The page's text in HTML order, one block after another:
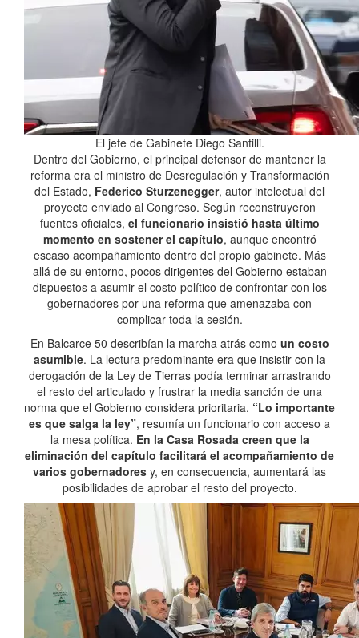
El jefe de Gabinete Diego Santilli.
Dentro del Gobierno, el principal defensor de mantener la
reforma era el ministro de Desregulación y Transformación
del Estado, Federico Sturzenegger, autor intelectual del
proyecto enviado al Congreso. Según reconstruyeron
fuentes oficiales, el funcionario insistió hasta último
momento en sostener el capítulo, aunque encontró
escaso acompañamiento dentro del propio gabinete. Más
allá de su entorno, pocos dirigentes del Gobierno estaban
dispuestos a asumir el costo político de confrontar con los
gobernadores por una reforma que amenazaba con
complicar toda la sesión.
En Balcarce 50 describían la marcha atrás como un costo
asumible. La lectura predominante era que insistir con la
derogación de la Ley de Tierras podía terminar arrastrando
el resto del articulado y frustrar la media sanción de una
norma que el Gobierno considera prioritaria. “Lo importante
es que salga la ley”, resumía un funcionario con acceso a
la mesa política. En la Casa Rosada creen que la
eliminación del capítulo facilitará el acompañamiento de
varios gobernadores y, en consecuencia, aumentará las
posibilidades de aprobar el resto del proyecto.